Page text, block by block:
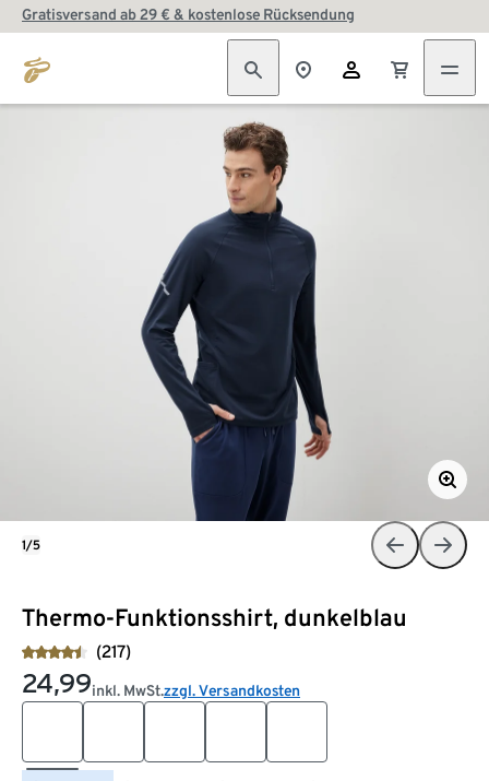
Gratisversand ab 29 € & kostenlose Rücksendung
Thermo-Funktionsshirt, dunkelblau
(217)
24,99inkl. MwSt.zzgl. Versandkosten
1/5